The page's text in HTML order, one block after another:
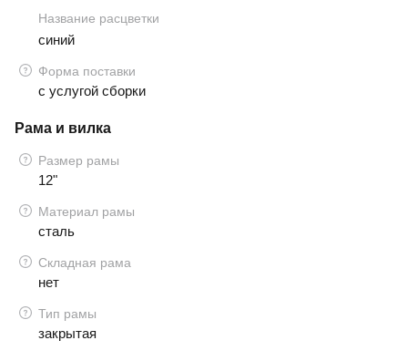
Название расцветки
синий
Форма поставки
с услугой сборки
Рама и вилка
Размер рамы
12"
Материал рамы
сталь
Складная рама
нет
Тип рамы
закрытая